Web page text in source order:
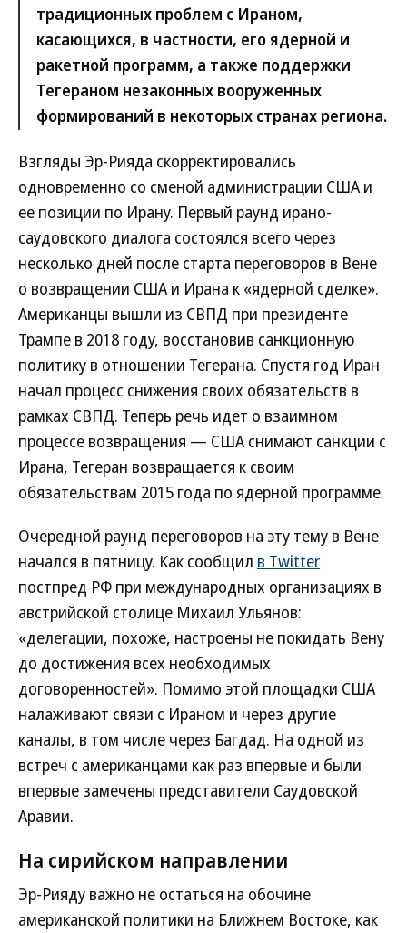
традиционных проблем с Ираном,
касающихся, в частности, его ядерной и
ракетной программ, а также поддержки
Тегераном незаконных вооруженных
формирований в некоторых странах региона.
Взгляды Эр-Рияда скорректировались
одновременно со сменой администрации США и
ее позиции по Ирану. Первый раунд ирано-
саудовского диалога состоялся всего через
несколько дней после старта переговоров в Вене
о возвращении США и Ирана к «ядерной сделке».
Американцы вышли из СВПД при президенте
Трампе в 2018 году, восстановив санкционную
политику в отношении Тегерана. Спустя год Иран
начал процесс снижения своих обязательств в
рамках СВПД. Теперь речь идет о взаимном
процессе возвращения — США снимают санкции с
Ирана, Тегеран возвращается к своим
обязательствам 2015 года по ядерной программе.
Очередной раунд переговоров на эту тему в Вене
начался в пятницу. Как сообщил в Twitter
постпред РФ при международных организациях в
австрийской столице Михаил Ульянов:
«делегации, похоже, настроены не покидать Вену
до достижения всех необходимых
договоренностей». Помимо этой площадки США
налаживают связи с Ираном и через другие
каналы, в том числе через Багдад. На одной из
встреч с американцами как раз впервые и были
впервые замечены представители Саудовской
Аравии.
На сирийском направлении
Эр-Рияду важно не остаться на обочине
американской политики на Ближнем Востоке, как